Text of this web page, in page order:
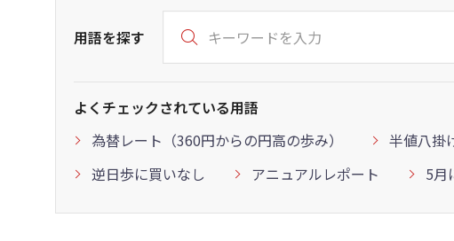
用語を探す
よくチェックされている用語
為替レート（360円からの円高の歩み）
半値八掛
逆日歩に買いなし
アニュアルレポート 5月